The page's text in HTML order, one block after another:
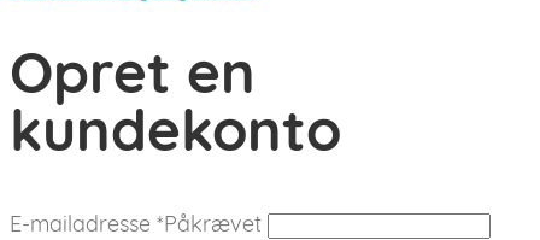
Opret en
kundekonto
E-mailadresse *Påkrævet